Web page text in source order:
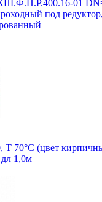
01
под
Т 70°С (цвет
1,0м